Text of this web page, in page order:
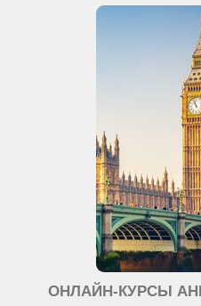
ОНЛАЙН-КУРСЫ